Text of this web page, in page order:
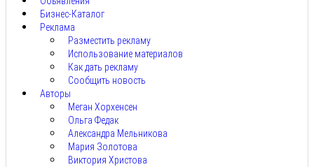
Бизнес-Каталог
Реклама
Разместить рекламу
Использование материалов
Как дать рекламу
Сообщить новость
Авторы
Меган Хорхенсен
Ольга Федак
Александра Мельникова
Мария Золотова
Виктория Христова